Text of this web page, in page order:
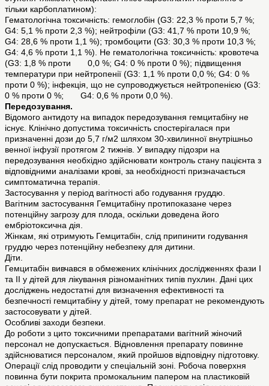
тільки карбоплатином):
Гематологічна токсичність: гемоглобін (G3: 22,3 % проти 5,7 %;
G4: 5,1 % проти 2,3 %); нейтрофіли (G3: 41,7 % проти 10,9 %;
G4: 28,6 % проти 1,1 %); тромбоцити (G3: 30,3 % проти 10,3 %;
G4: 4,6 % проти 1,1 %). Не гематологічна токсичність: кровотеча
(G3: 1,8 % проти 0,0 %; G4: 0 % проти 0 %); підвищення
температури при нейтропенії (G3: 1,1 % проти 0,0 %; G4: 0 %
проти 0 %); інфекція, що не супроводжується нейтропенією (G3:
0 % проти 0 %; G4: 0,6 % проти 0,0 %).
Передозування.
Відомого антидоту на випадок передозування гемцитабіну не
існує. Клінічно допустима токсичність спостерігалася при
призначенні дози до 5,7 г/м2 шляхом 30-хвилинної внутрішньо
венної інфузії протягом 2 тижнів. У випадку підозри на
передозування необхідно здійснювати контроль стану пацієнта з
відповідними аналізами крові, за необхідності призначається
симптоматична терапія.
Застосування у період вагітності або годування груддю.
Вагітним застосування Гемцитабіну протипоказане через
потенційну загpозу для плода, оскільки доведена його
ембріотоксична дія.
Жінкам, які отримують Гемцитабін, слід припинити годування
груддю через потенційну небезпеку для дитини.
Діти.
Гемцитабін вивчався в обмежених клінічних дослідженнях фази I
та II у дітей для лікування різноманітних типів пухлин. Дані цих
досліджень недостатні для визначення ефективності та
безпечності гемцитабіну у дітей, тому препарат не рекомендують
застосовувати у дітей.
Особливі заходи безпеки.
До роботи з цито токсичними препаратами вагітний жіночий
персонал не допускається. Відновлення препарату повинне
здійснюватися персоналом, який пройшов відповідну підготовку.
Операції слід проводити у спеціальній зоні. Робоча поверхня
повинна бути покрита промокальним папером на пластиковій